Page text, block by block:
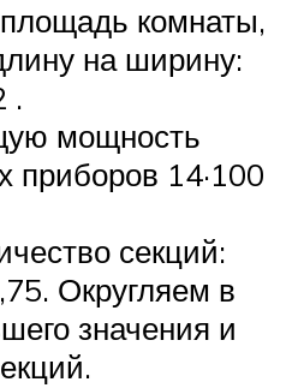
комнаты,
на ширину:
.
мощность
приборов 14·100
секций:
Округляем в
значения и